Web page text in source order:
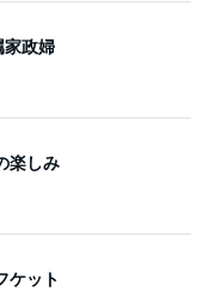
家政婦
楽しみ
ケット